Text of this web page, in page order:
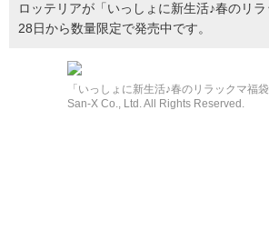
ロッテリアが「いっしょに新生活♪春のリ
28日から数量限定で発売中です。
「いっしょに新生活♪春のリラックマ福
San-X Co., Ltd. All Rights Reserved.